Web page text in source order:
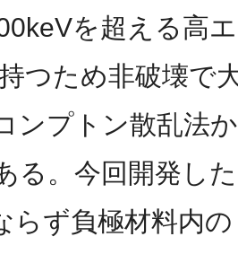
を超える高
つため非破壊で
ンプトン散乱法
る。今回開発し
らず負極材料内